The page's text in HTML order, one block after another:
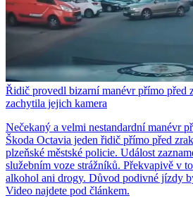
Řidič provedl bizarní manévr přímo před
zachytila jejich kamera
Nečekaný a velmi nestandardní manévr
Škoda Octavia jeden řidič přímo před
plzeňské městské policie. Událost
služebním voze strážníků. Překvapivě v
alkohol ani drogy. Důvod podivné jízdy
Video najdete pod článkem.